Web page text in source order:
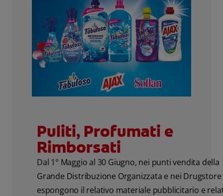
Puliti, Profumati e
Rimborsati
Dal 1° Maggio al 30 Giugno, nei punti vendita della
Grande Distribuzione Organizzata e nei Drugstore
espongono il relativo materiale pubblicitario e